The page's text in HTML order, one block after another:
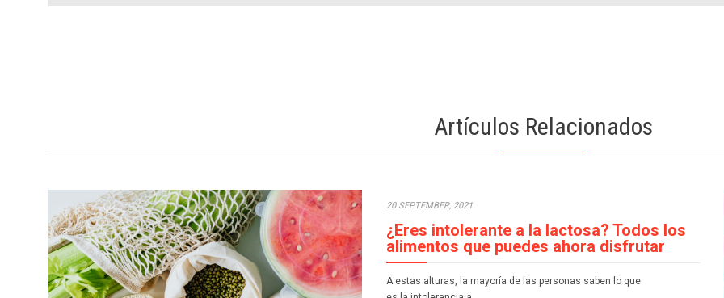
Artículos Relacionados
20 SEPTEMBER, 2021
¿Eres intolerante a la lactosa? Todos los
alimentos que puedes ahora disfrutar
A estas alturas, la mayoría de las personas saben lo que